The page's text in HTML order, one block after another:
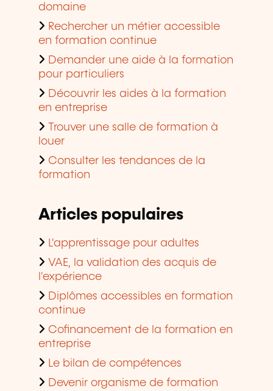
domaine
Rechercher un métier accessible
en formation continue
Demander une aide à la formation
pour particuliers
Découvrir les aides à la formation
en entreprise
Trouver une salle de formation à
louer
Consulter les tendances de la
formation
Articles populaires
L'apprentissage pour adultes
VAE, la validation des acquis de
l'expérience
Diplômes accessibles en formation
continue
Cofinancement de la formation en
entreprise
Le bilan de compétences
Devenir organisme de formation